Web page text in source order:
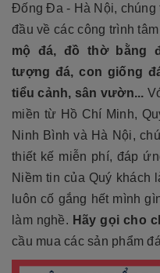
Đống Đa - Hà Nội, chúng
đầu về các công trình
mộ đá, đồ thờ bằng
tượng đá, con giống
tiểu cảnh, sân vườn...
miền từ Hồ Chí Minh,
Ninh Bình và Hà Nội,
thiết kế miễn phí, đáp
Niềm tin của Quý khách
luôn cố gắng hết mình
làm nghề. Hãy gọi cho
cầu mua các sản phẩm